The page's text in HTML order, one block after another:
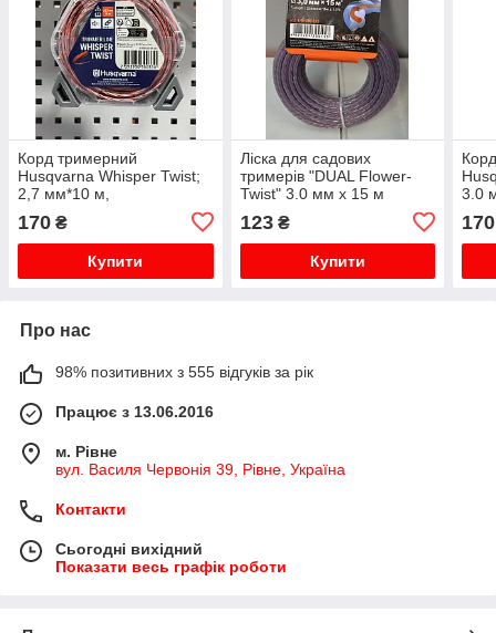
Корд тримерний
Husqvarna Whisper Twist;
2,7 мм*10 м,
блістер (5976691-30)
170 ₴
Купити
Ліска для садових
тримерів "DUAL Flower-
Twist" 3.0 мм х 15 м
123₴
Купити
3.0
170
Про нас
98% позитивних з 555 відгуків за рік
Працює з 13.06.2016
м. Рівне
вул. Василя Червонія 39, Рівне, Україна
Контакти
Сьогодні вихідний
Показати весь графік роботи